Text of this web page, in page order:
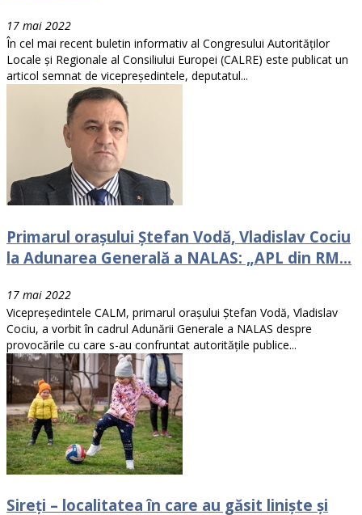
17 mai 2022
În cel mai recent buletin informativ al Congresului Autorităților
Locale și Regionale al Consiliului Europei (CALRE) este publicat un
articol semnat de vicepreședintele, deputatul...
Primarul orașului Ștefan Vodă, Vladislav Cociu
la Adunarea Generală a NALAS: „APL din RM...
17 mai 2022
Vicepreședintele CALM, primarul orașului Ștefan Vodă, Vladislav
Cociu, a vorbit în cadrul Adunării Generale a NALAS despre
provocările cu care s-au confruntat autoritățile publice...
Sireți – localitatea în care au găsit liniște și